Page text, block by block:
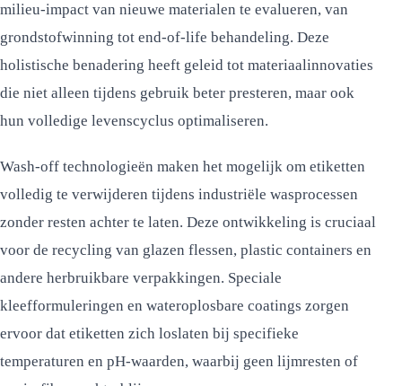
milieu-impact van nieuwe materialen te evalueren, van
grondstofwinning tot end-of-life behandeling. Deze
holistische benadering heeft geleid tot materiaalinnovaties
die niet alleen tijdens gebruik beter presteren, maar ook
hun volledige levenscyclus optimaliseren.
Wash-off technologieën maken het mogelijk om etiketten
volledig te verwijderen tijdens industriële wasprocessen
zonder resten achter te laten. Deze ontwikkeling is cruciaal
voor de recycling van glazen flessen, plastic containers en
andere herbruikbare verpakkingen. Speciale
kleefformuleringen en wateroplosbare coatings zorgen
ervoor dat etiketten zich loslaten bij specifieke
temperaturen en pH-waarden, waarbij geen lijmresten of